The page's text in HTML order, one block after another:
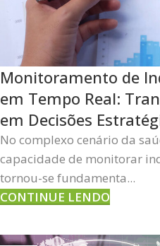
Monitoramento de
em Tempo Real:
em Decisões
No complexo cenário da
capacidade de monitorar
tornou-se fundamenta...
CONTINUE LENDO